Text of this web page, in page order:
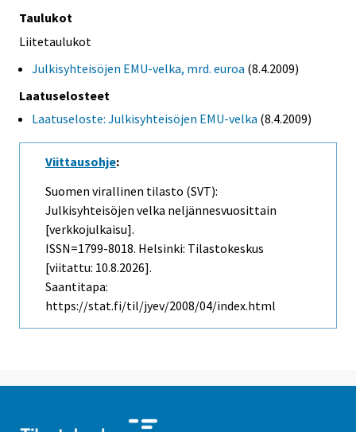
Taulukot
Liitetaulukot
Julkisyhteisöjen EMU-velka, mrd. euroa (8.4.2009)
Laatuselosteet
Laatuseloste: Julkisyhteisöjen EMU-velka (8.4.2009)
Viittausohje:
Suomen virallinen tilasto (SVT):
Julkisyhteisöjen velka neljännesvuosittain
[verkkojulkaisu].
ISSN=1799-8018. Helsinki: Tilastokeskus
[viitattu: 10.8.2026].
Saantitapa:
https://stat.fi/til/jyev/2008/04/index.html